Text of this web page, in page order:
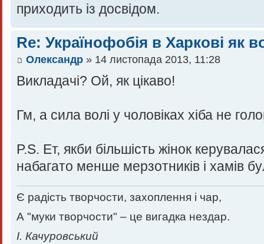
приходить із досвідом.
Re: Українофобія в Харкові як
Олександр » 14 листопада 2013, 11:28
Викладачі? Ой, як цікаво!
Гм, а сила волі у чоловіках хіба не
P.S. Ет, якби більшість жінок
набагато менше мерзотників і хамів
Є радість творчости, захоплення і чар,
А "муки творчости" – це вигадка нездар.
І. Качуровський